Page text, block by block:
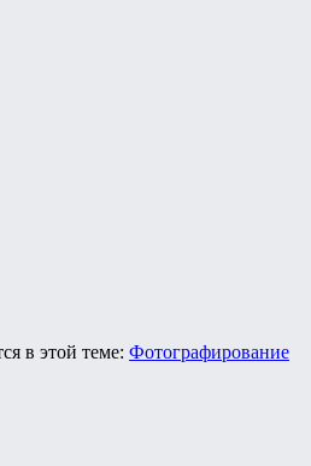
в этой теме: Фотографирование